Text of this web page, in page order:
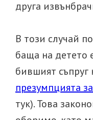
друга
В този случай
баща на детето
бившият съпруг
презумпцията
тук). Това